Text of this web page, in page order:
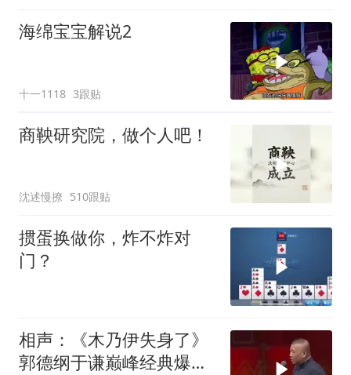
海绵宝宝解说2
十一1118 3跟贴
商鞅研究院，做个人吧！
沈述慢撩 510跟贴
掼蛋换做你，炸不炸对
门？
相声：《木乃伊失身了》
郭德纲于谦巅峰经典爆笑